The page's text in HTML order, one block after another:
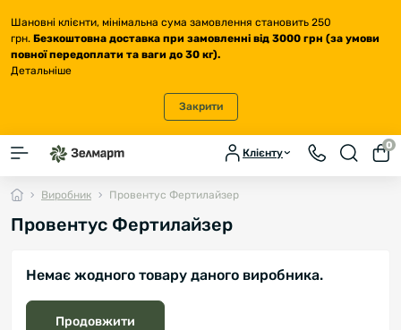
Шановні клієнти, мінімальна сума замовлення становить 250
грн. Безкоштовна доставка при замовленні від 3000 грн (за умови
повної передоплати та ваги до 30 кг).
Детальніше
Закрити
Клієнту
0
Виробник Провентус Фертилайзер
Провентус Фертилайзер
Немає жодного товару даного виробника.
Продовжити